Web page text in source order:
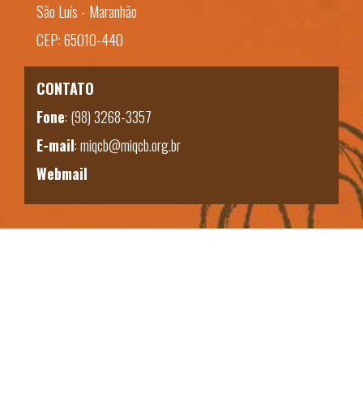
São Luís - Maranhão
CEP: 65010-440
CONTATO
Fone: (98) 3268-3357
E-mail:miqcb@miqcb.org.br
Webmail